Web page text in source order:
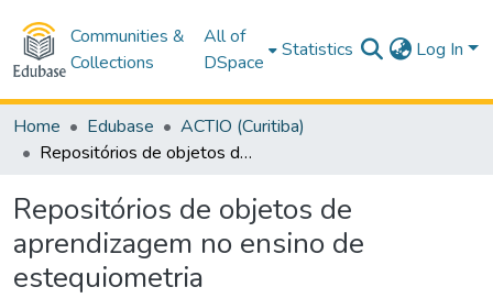
Communities &
Collections
All of
DSpace
Statistics Log In
Home Edubase
ACTIO (Curitiba)
Repositórios de objetos de aprendizagem no ensino de estequiometria
Repositórios de objetos de
aprendizagem no ensino de
estequiometria